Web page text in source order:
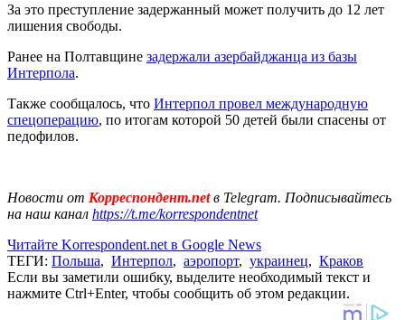
За это преступление задержанный может получить до 12 лет
лишения свободы.
Ранее на Полтавщине задержали азербайджанца из базы
Интерпола.
Также сообщалось, что Интерпол провел международную
спецоперацию, по итогам которой 50 детей были спасены от
педофилов.
Новости от Корреспондент.netв Telegram. Подписывайтесь
на наш канал https://t.me/korrespondentnet
Читайте Korrespondent.net в Google News
ТЕГИ: Польша, Интерпол, аэропорт, украинец, Краков
Если вы заметили ошибку, выделите необходимый текст и
нажмите Ctrl+Enter, чтобы сообщить об этом редакции.